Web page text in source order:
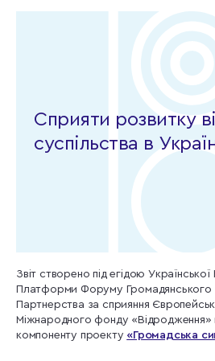
Сприяти розвитку
суспільства в
Звіт створено під егідою Української
Платформи Форуму Громадянського
Партнерства за сприяння
Міжнародного фонду «Відродження»
компоненту проекту «Громадська